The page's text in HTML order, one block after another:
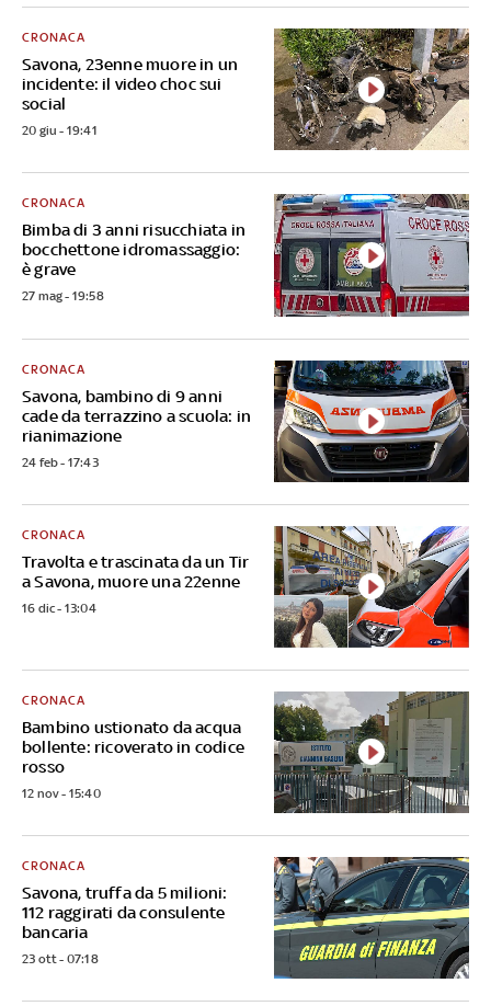
Savona, 23enne muore in un
incidente: il video choc sui
social
CRONACA
20 giu - 19:41
Bimba di 3 anni risucchiata in
bocchettone idromassaggio:
è grave
CRONACA
27 mag - 19:58
Savona, bambino di 9 anni
cade da terrazzino a scuola: in
rianimazione
CRONACA
24 feb - 17:43
Travolta e trascinata da un Tir
a Savona, muore una 22enne
CRONACA
16 dic - 13:04
Bambino ustionato da acqua
bollente: ricoverato in codice
rosso
CRONACA
12 nov - 15:40
Savona, truffa da 5 milioni:
112 raggirati da consulente
bancaria
CRONACA
23 ott - 07:18